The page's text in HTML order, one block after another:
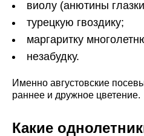
виолу (анютины
турецкую гвоздику;
маргаритку
незабудку.
Именно августовские
раннее и дружное цветение.
Какие